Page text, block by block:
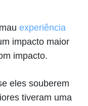
experiência
impacto maior
impacto.
eles souberem
tiveram uma